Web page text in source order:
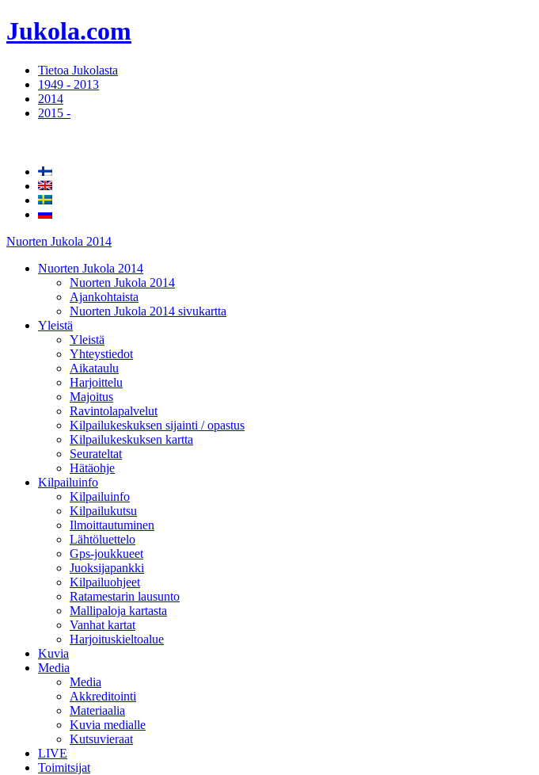
Jukola.com
Tietoa Jukolasta
1949 - 2013
2014
2015 -
Nuorten Jukola 2014
Nuorten Jukola 2014
Nuorten Jukola 2014
Ajankohtaista
Nuorten Jukola 2014 sivukartta
Yleistä
Yleistä
Yhteystiedot
Aikataulu
Harjoittelu
Majoitus
Ravintolapalvelut
Kilpailukeskuksen sijainti / opastus
Kilpailukeskuksen kartta
Seurateltat
Hätäohje
Kilpailuinfo
Kilpailuinfo
Kilpailukutsu
Ilmoittautuminen
Lähtöluettelo
Gps-joukkueet
Juoksijapankki
Kilpailuohjeet
Ratamestarin lausunto
Mallipaloja kartasta
Vanhat kartat
Harjoituskieltoalue
Kuvia
Media
Media
Akkreditointi
Materiaalia
Kuvia medialle
Kutsuvieraat
LIVE
Toimitsijat